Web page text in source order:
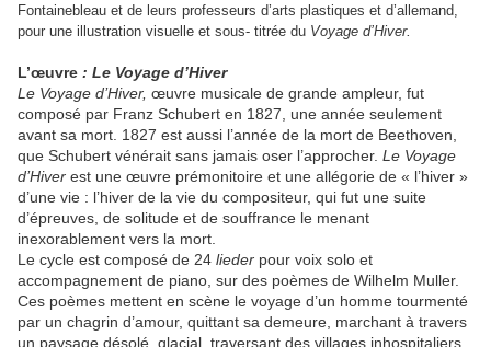
Fontainebleau et de leurs professeurs d’arts plastiques et d’allemand,
pour une illustration visuelle et sous- titrée du Voyage d’Hiver.
L’œuvre : Le Voyage d’Hiver
Le Voyage d’Hiver, œuvre musicale de grande ampleur, fut
composé par Franz Schubert en 1827, une année seulement
avant sa mort. 1827 est aussi l’année de la mort de Beethoven,
que Schubert vénérait sans jamais oser l’approcher. Le Voyage
d’Hiver est une œuvre prémonitoire et une allégorie de « l’hiver »
d’une vie : l’hiver de la vie du compositeur, qui fut une suite
d’épreuves, de solitude et de souffrance le menant
inexorablement vers la mort.
Le cycle est composé de 24 lieder pour voix solo et
accompagnement de piano, sur des poèmes de Wilhelm Muller.
Ces poèmes mettent en scène le voyage d’un homme tourmenté
par un chagrin d’amour, quittant sa demeure, marchant à travers
un paysage désolé, glacial, traversant des villages inhospitaliers,